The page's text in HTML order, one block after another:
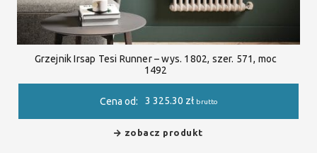
Grzejnik Irsap Tesi Runner – wys. 1802, szer. 571, moc
1492
Cena od: 3 325.30 zł brutto
zobacz produkt